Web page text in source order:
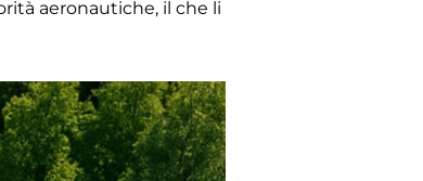
aeronautiche, il che li